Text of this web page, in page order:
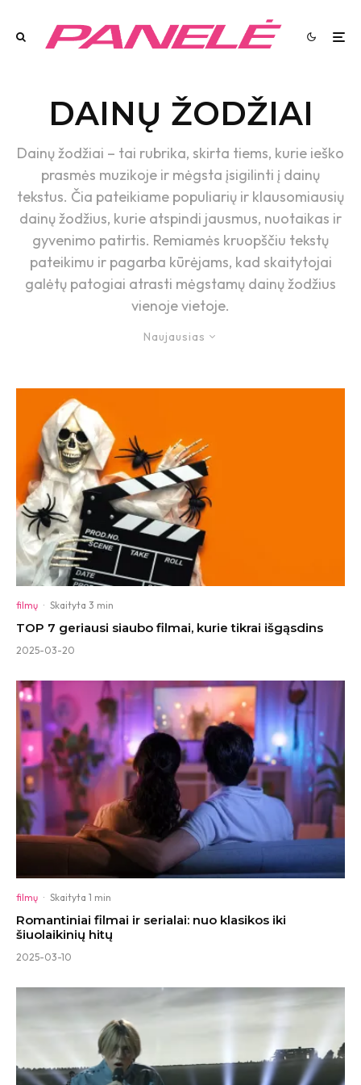
DAINŲ ŽODŽIAI
Dainų žodžiai – tai rubrika, skirta tiems, kurie ieško
prasmės muzikoje ir mėgsta įsigilinti į dainų
tekstus. Čia pateikiame populiarių ir klausomiausių
dainų žodžius, kurie atspindi jausmus, nuotaikas ir
gyvenimo patirtis. Remiamės kruopščiu tekstų
pateikimu ir pagarba kūrėjams, kad skaitytojai
galėtų patogiai atrasti mėgstamų dainų žodžius
vienoje vietoje.
Naujausias
filmų · Skaityta 3 min
TOP 7 geriausi siaubo filmai, kurie tikrai išgąsdins
2025-03-20
filmų · Skaityta 1 min
Romantiniai filmai ir serialai: nuo klasikos iki
šiuolaikinių hitų
2025-03-10